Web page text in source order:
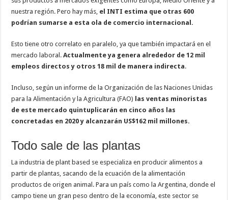
nuestra región. Pero hay más, el INTI estima que otras 600
podrían sumarse a esta ola de comercio internacional.
Esto tiene otro correlato en paralelo, ya que también impactará en el
mercado laboral.Actualmente ya genera alrededor de 12 mil
empleos directos y otros 18 mil de manera indirecta.
Incluso, según un informe de la Organización de las Naciones Unidas
para la Alimentación y la Agricultura (FAO) las ventas minoristas
de este mercado quintuplicarán en cinco años las
concretadas en 2020 y alcanzarán US$162 mil millones.
Todo sale de las plantas
La industria de plant based se especializa en producir alimentos a
partir de plantas, sacando de la ecuación de la alimentación
productos de origen animal. Para un país como la Argentina, donde el
campo tiene un gran peso dentro de la economía, este sector se